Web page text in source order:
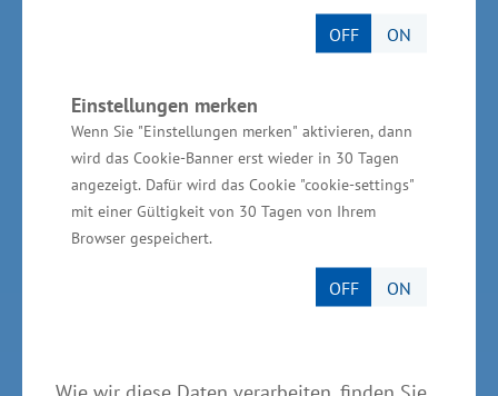
OFF ON
Einstellungen merken
Wenn Sie "Einstellungen merken" aktivieren, dann
wird das Cookie-Banner erst wieder in 30 Tagen
angezeigt. Dafür wird das Cookie "cookie-settings"
mit einer Gültigkeit von 30 Tagen von Ihrem
Browser gespeichert.
OFF ON
Ministerium für Wirtschaft, Infrastruktur,
Tourismus und Arbeit Mecklenburg-Vorpommern
Invest in MV - Wirtschaftsfördergesellschaft des
Landes MV
BioCon Valley®GmbH
Landesförderinstitut Mecklenburg-Vorpommern